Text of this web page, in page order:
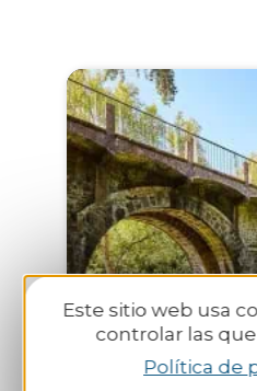
Este sitio web usa
controlar las
Política de